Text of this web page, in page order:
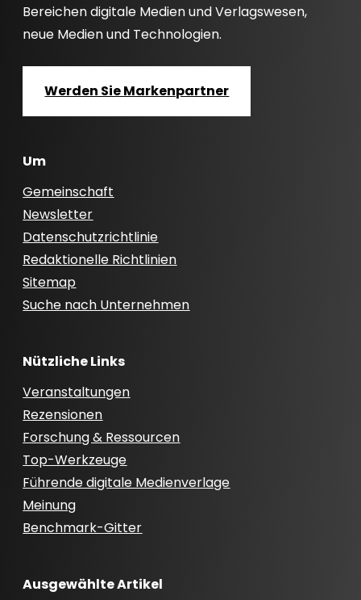
Bereichen digitale Medien und Verlagswesen,
neue Medien und Technologien.
Werden Sie Markenpartner
Um
Gemeinschaft
Newsletter
Datenschutzrichtlinie
Redaktionelle Richtlinien
Sitemap
Suche nach Unternehmen
Nützliche Links
Veranstaltungen
Rezensionen
Forschung & Ressourcen
Top-Werkzeuge
Führende digitale Medienverlage
Meinung
Benchmark-Gitter
Ausgewählte Artikel